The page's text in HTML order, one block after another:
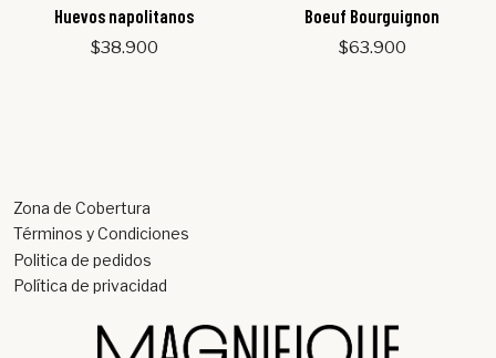
Huevos napolitanos
$38.900
Boeuf Bourguignon
$63.900
Zona de Cobertura
Términos y Condiciones
Politica de pedidos
Política de privacidad